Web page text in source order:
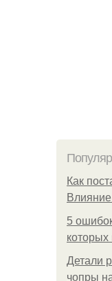
Как
5
Детали
чопры